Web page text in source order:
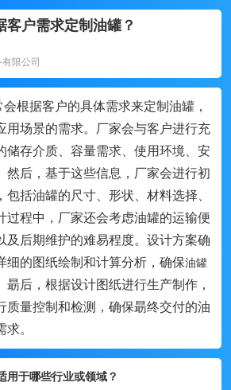
客户需求定制油罐？
限公司
会根据客户的具体需求来定制油罐，
用场景的需求。厂家会与客户进行充
储存介质、容量需求、使用环境、安
然后，基于这些信息，厂家会进行初
包括油罐的尺寸、形状、材料选择、
过程中，厂家还会考虑油罐的运输便
及后期维护的难易程度。设计方案确
细的图纸绘制和计算分析，确保油罐
朂后，根据设计图纸进行生产制作，
质量控制和检测，确保朂终交付的油
。
用于哪些行业或领域？